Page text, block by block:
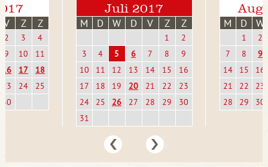
V Z Z
2 3
4
9
10
11
16
17
18
23
24
25
30
Juli 2017
M D W D V Z Z
1
2
3
4 5 6 7 8
9
10
11 12 13 14 15
16
17
18 19 20 21 22
23
24
25 26 27 28 29
30
31
M D W
1
2
7
8
9
14
15
16
21
22
23
28
29 30